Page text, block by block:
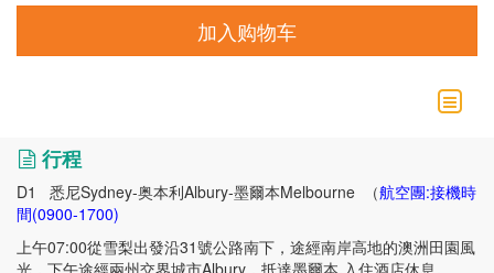
加入购物车
行程
D1 悉尼Sydney-奥本利Albury-墨爾本Melbourne （航空團:接機時
間(0900-1700)
上午07:00從雪梨出發沿31號公路南下，途經南岸高地的澳洲田園風